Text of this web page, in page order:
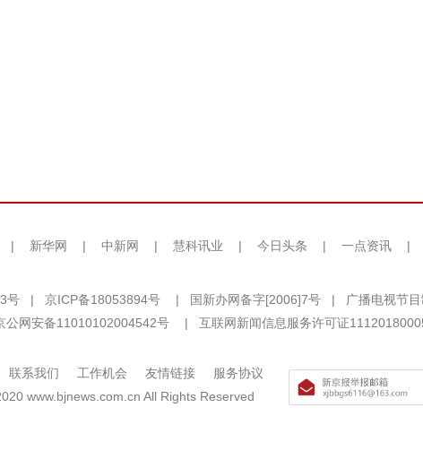
| 新华网 | 中新网 | 慧科讯业 | 今日头条 | 一点资讯 |
号 | 京ICP备18053894号 | 国新办网备字[2006]7号 |
广播电视节
公网安备11010102004542号
| 互联网新闻信息服务许可证
联系我们 工作机会 友情链接
服务协议
www.bjnews.com.cn All Rights Reserved